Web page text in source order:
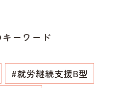
ーワード
#就労継続支援B型